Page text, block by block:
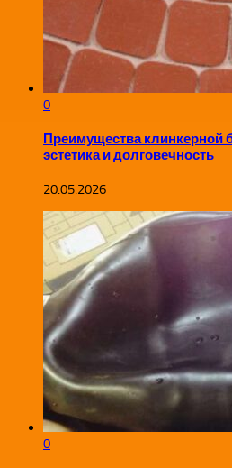
0
Преимущества клинкерной
эстетика и долговечность
20.05.2026
0